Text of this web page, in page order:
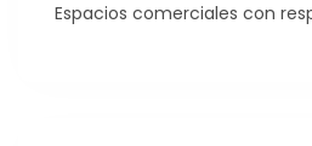
Espacios comerciales con